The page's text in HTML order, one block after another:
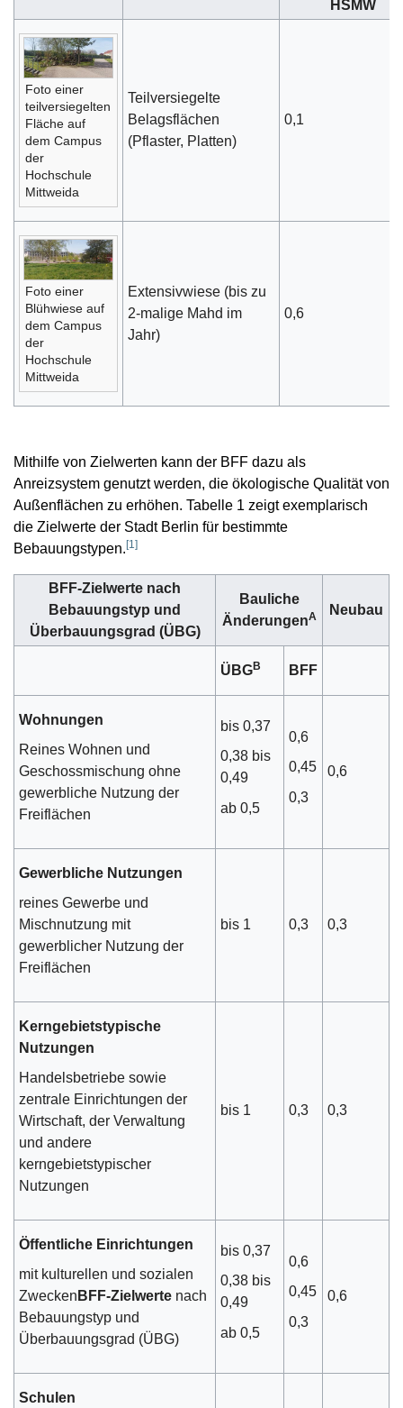
HSMW
Foto einer
teilversiegelten
Fläche auf
dem Campus
der
Hochschule
Mittweida
Teilversiegelte
Belagsflächen
(Pflaster, Platten)
0,1
Foto einer
Blühwiese auf
dem Campus
der
Hochschule
Mittweida
Extensivwiese (bis zu
2-malige Mahd im
Jahr)
0,6
Mithilfe von Zielwerten kann der BFF dazu als
Anreizsystem genutzt werden, die ökologische Qualität von
Außenflächen zu erhöhen. Tabelle 1 zeigt exemplarisch
die Zielwerte der Stadt Berlin für bestimmte
Bebauungstypen.[1 ]
BFF-Zielwerte nach
Bebauungstyp und
Überbauungsgrad (ÜBG)
Bauliche
ÄnderungenA Neubau
ÜBGB BFF
Wohnungen
Reines Wohnen und
Geschossmischung ohne
gewerbliche Nutzung der
Freiflächen
bis 0,37
0,38 bis
0,49
ab 0,5
0,6
0,45
0,3
0,6
Gewerbliche Nutzungen
reines Gewerbe und
Mischnutzung mit
gewerblicher Nutzung der
Freiflächen
bis 1 0,3 0,3
Kerngebietstypische
Nutzungen
Handelsbetriebe sowie
zentrale Einrichtungen der
Wirtschaft, der Verwaltung
und andere
kerngebietstypischer
Nutzungen
bis 1 0,3 0,3
Öffentliche Einrichtungen
mit kulturellen und sozialen
Zwecken BFF-Zielwerte nach
Bebauungstyp und
Überbauungsgrad (ÜBG)
bis 0,37
0,38 bis
0,49
ab 0,5
0,6
0,45
0,3
0,6
Schulen